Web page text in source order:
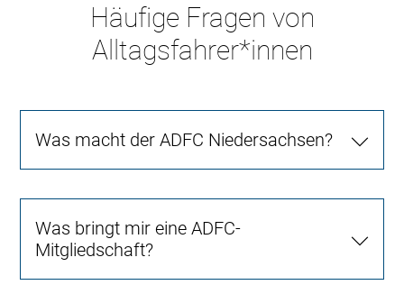
Häufige Fragen von
Alltagsfahrer*innen
Was macht der ADFC Niedersachsen?
Was bringt mir eine ADFC-
Mitgliedschaft?